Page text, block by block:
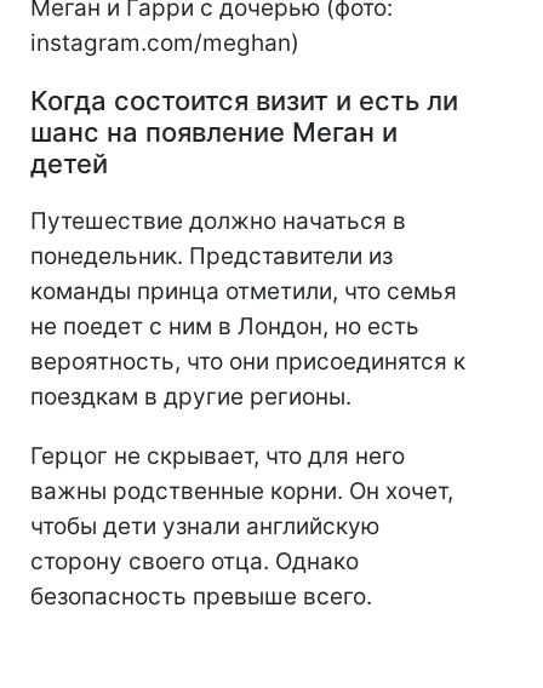
Меган и Гарри с дочерью (фото:
instagram.com/meghan)
Когда состоится визит и есть ли
шанс на появление Меган и
детей
Путешествие должно начаться в
понедельник. Представители из
команды принца отметили, что семья
не поедет с ним в Лондон, но есть
вероятность, что они присоединятся к
поездкам в другие регионы.
Герцог не скрывает, что для него
важны родственные корни. Он хочет,
чтобы дети узнали английскую
сторону своего отца. Однако
безопасность превыше всего.